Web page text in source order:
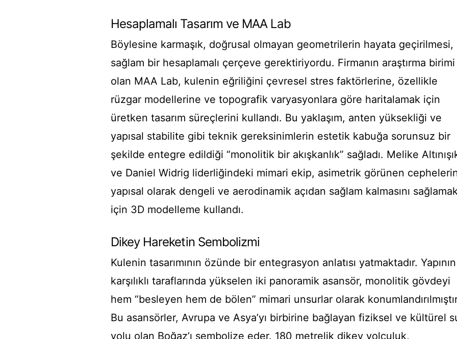
Hesaplamalı Tasarım ve MAA Lab
Böylesine karmaşık, doğrusal olmayan geometrilerin hayata geçirilmesi,
sağlam bir hesaplamalı çerçeve gerektiriyordu. Firmanın araştırma birimi
olan MAA Lab, kulenin eğriliğini çevresel stres faktörlerine, özellikle
rüzgar modellerine ve topografik varyasyonlara göre haritalamak için
üretken tasarım süreçlerini kullandı. Bu yaklaşım, anten yüksekliği ve
yapısal stabilite gibi teknik gereksinimlerin estetik kabuğa sorunsuz bir
şekilde entegre edildiği “monolitik bir akışkanlık” sağladı. Melike
ve Daniel Widrig liderliğindeki mimari ekip, asimetrik görünen
yapısal olarak dengeli ve aerodinamik açıdan sağlam kalmasını
için 3D modelleme kullandı.
Dikey Hareketin Sembolizmi
Kulenin tasarımının özünde bir entegrasyon anlatısı yatmaktadır. Yapının
karşılıklı taraflarında yükselen iki panoramik asansör, monolitik gövdeyi
hem “besleyen hem de bölen” mimari unsurlar olarak
Bu asansörler, Avrupa ve Asya’yı birbirine bağlayan fiziksel ve kültürel
yolu olan Boğaz’ı sembolize eder. 180 metrelik dikey yolculuk,